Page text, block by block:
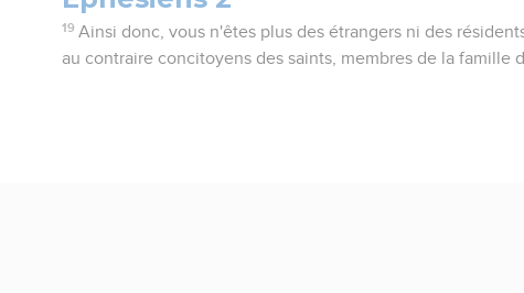
19 Ainsi donc, vous n'êtes plus des étrangers ni des
au contraire concitoyens des saints, membres de la famille